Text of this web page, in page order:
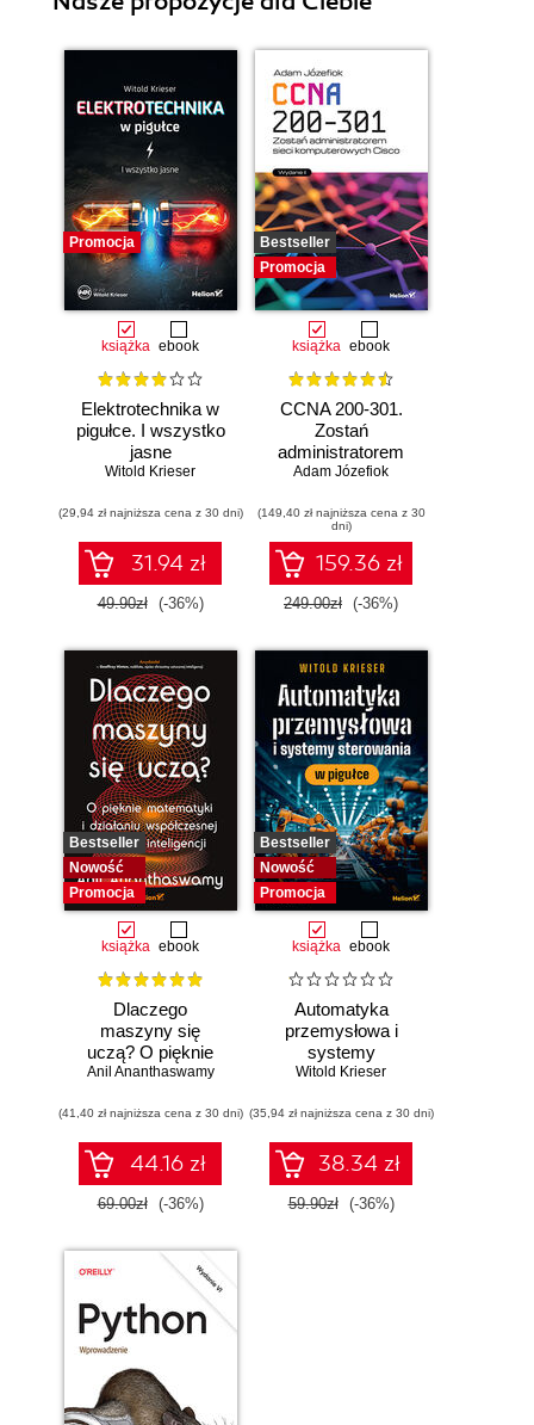
Promocja
książka ebook
Elektrotechnika w
pigułce. I wszystko
jasne
Witold Krieser
(29,94 zł najniższa cena z 30 dni)
31.94 zł
49.90zł (-36%)
Bestseller
Promocja
książka ebook
CCNA 200-301.
Zostań
administratorem
sieci
Cisco. Wydanie II
Adam Józefiok
(149,40 zł najniższa cena z 30
dni)
159.36 zł
249.00zł (-36%)
Bestseller
Nowość
Promocja
książka ebook
Dlaczego
maszyny się
uczą? O pięknie
matematyki i
współczesnej
sztucznej
inteligencji
Anil Ananthaswamy
(41,40 zł najniższa cena z 30 dni)
44.16 zł
69.00zł (-36%)
Bestseller
Nowość
Promocja
książka ebook
Automatyka
przemysłowa i
systemy
sterowania w
Witold Krieser
(35,94 zł najniższa cena z 30 dni)
38.34 zł
59.90zł (-36%)